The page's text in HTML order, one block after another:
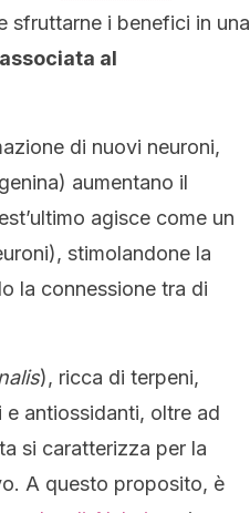
sfruttarne i benefici in una
al
di nuovi neuroni,
aumentano il
agisce come un
stimolandone la
la connessione tra di
), ricca di terpeni,
antiossidanti, oltre ad
si caratterizza per la
A questo proposito, è